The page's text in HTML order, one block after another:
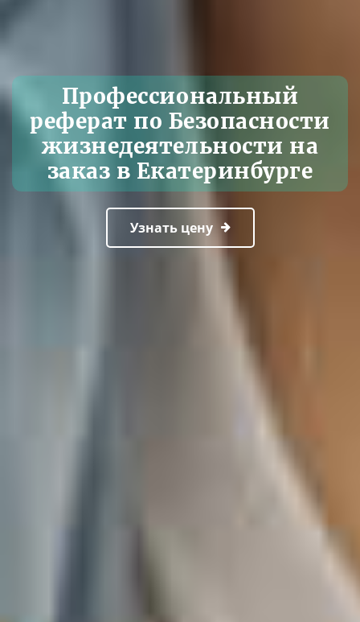
Профессиональный
реферат по Безопасности
жизнедеятельности на
заказ в Екатеринбурге
Узнать цену